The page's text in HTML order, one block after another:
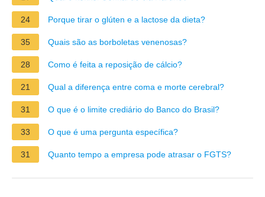
24 Porque tirar o glúten e a lactose da dieta?
35 Quais são as borboletas venenosas?
28 Como é feita a reposição de cálcio?
21 Qual a diferença entre coma e morte cerebral?
31 O que é o limite crediário do Banco do Brasil?
33 O que é uma pergunta específica?
31 Quanto tempo a empresa pode atrasar o FGTS?